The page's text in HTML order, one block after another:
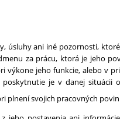
úsluhy ani iné pozornosti,
za prácu, ktorá je jeho
výkone jeho funkcie, alebo v
je v danej situácii
plnení svojich pracovných